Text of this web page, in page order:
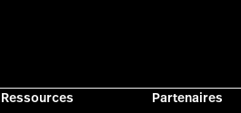
Ressources Partenaires